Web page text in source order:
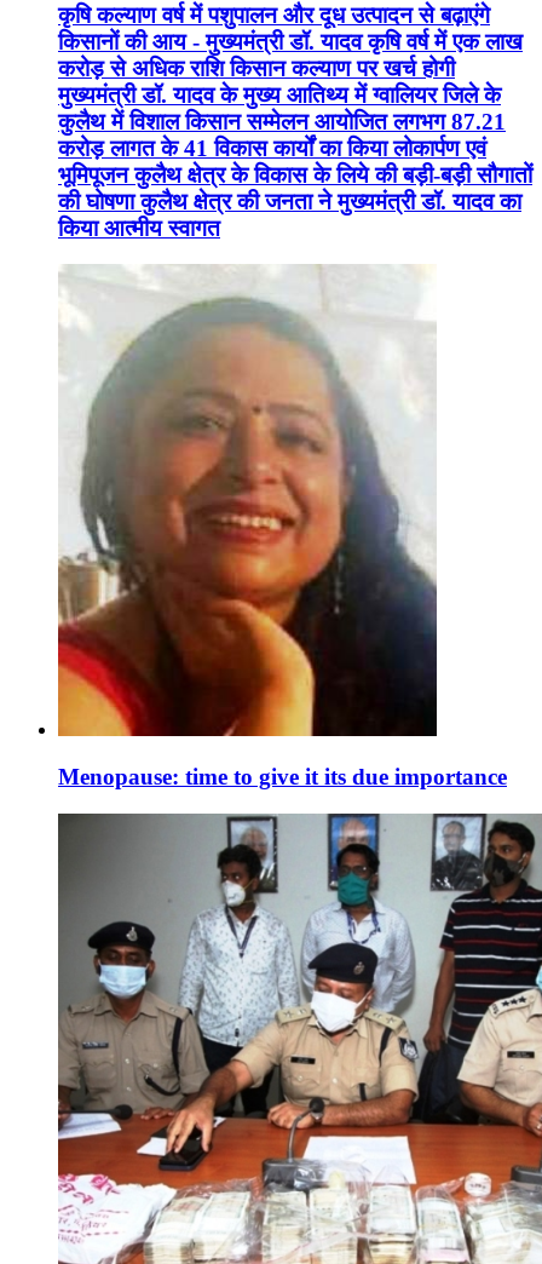
कृषि कल्याण वर्ष में पशुपालन और दूध उत्पादन से बढ़ाएंगे
किसानों की आय - मुख्यमंत्री डॉ. यादव कृषि वर्ष में एक लाख
करोड़ से अधिक राशि किसान कल्याण पर खर्च होगी
मुख्यमंत्री डॉ. यादव के मुख्य आतिथ्य में ग्वालियर जिले के
कुलैथ में विशाल किसान सम्मेलन आयोजित लगभग 87.21
करोड़ लागत के 41 विकास कार्यों का किया लोकार्पण एवं
भूमिपूजन कुलैथ क्षेत्र के विकास के लिये की बड़ी-बड़ी सौगातों
की घोषणा कुलैथ क्षेत्र की जनता ने मुख्यमंत्री डॉ. यादव का
किया आत्मीय स्वागत
Menopause: time to give it its due importance